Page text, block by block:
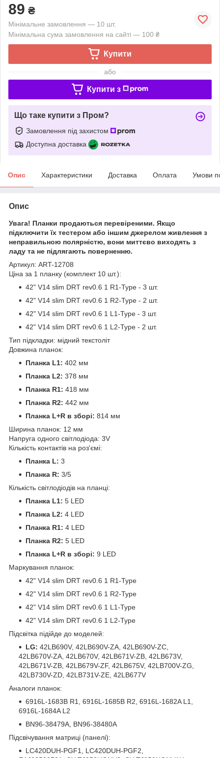
89 ₴
Мінімальне замовлення — 10 шт.
Мінімальна сума замовлення на сайті — 100 ₴
Купити
або
Купити з
Що таке купити з Пром?
Замовлення під захистом
Доступна доставка
Опис Характеристики Доставка Оплата Умови
Опис
Увага! Планки продаються перевіреними. Якщо
підключити їх тестером або іншим джерелом живлення з
неправильною полярністю, вони миттєво виходять з
ладу та не підлягають поверненню.
Артикул: ART-12708
Ціна за 1 планку (комплект 10 шт.):
42" V14 slim DRT rev0.6 1 R1-Type - 3 шт.
42" V14 slim DRT rev0.6 1 R2-Type - 2 шт.
42" V14 slim DRT rev0.6 1 L1-Type - 3 шт.
42" V14 slim DRT rev0.6 1 L2-Type - 2 шт.
Тип підкладки: мідний текстоліт
Довжина планок:
Планка L1: 402 мм
Планка L2: 378 мм
Планка R1: 418 мм
Планка R2: 442 мм
Планка L+R в зборі: 814 мм
Ширина планок: 12 мм
Напруга одного світлодіода: 3V
Кількість контактів на роз'ємі:
Планка L: 3
Планка R: 3/5
Кількість світлодіодів на планці:
Планка L1: 5 LED
Планка L2: 4 LED
Планка R1: 4 LED
Планка R2: 5 LED
Планка L+R в зборі: 9 LED
Маркування планок:
42" V14 slim DRT rev0.6 1 R1-Type
42" V14 slim DRT rev0.6 1 R2-Type
42" V14 slim DRT rev0.6 1 L1-Type
42" V14 slim DRT rev0.6 1 L2-Type
Підсвітка підійде до моделей:
LG: 42LB690V, 42LB690V-ZA, 42LB690V-ZC,
42LB670V-ZA, 42LB670V, 42LB671V-ZB, 42LB673V,
42LB671V-ZB, 42LB679V-ZF, 42LB675V, 42LB700V-ZG,
42LB730V-ZD, 42LB731V-ZE, 42LB677V
Аналоги планок:
6916L-1683B R1, 6916L-1685B R2, 6916L-1682A L1,
6916L-1684A L2
BN96-38479A, BN96-38480A
Підсвічування матриці (панелі):
LC420DUH-PGF1, LC420DUH-PGF2,